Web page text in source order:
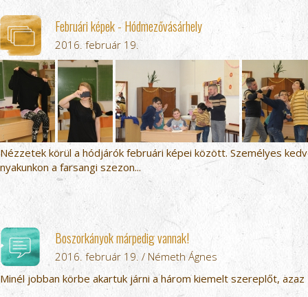
Februári képek - Hódmezővásárhely
2016. február 19.
Nézzetek körül a hódjárók februári képei között. Személyes
nyakunkon a farsangi szezon...
Boszorkányok márpedig vannak!
2016. február 19. / Németh Ágnes
Minél jobban körbe akartuk járni a három kiemelt szereplőt,